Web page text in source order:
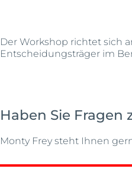
Der Workshop richtet sich
Entscheidungsträger im
Haben Sie Fragen
Monty Frey steht Ihnen